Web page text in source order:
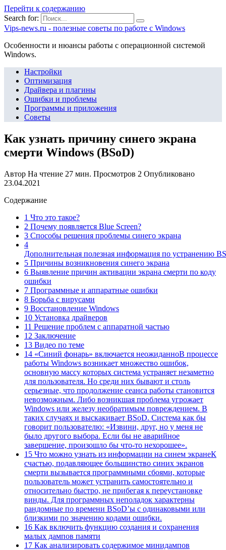
Перейти к содержанию
Search for:
Vips-news.ru - полезные советы по работе с Windows
Особенности и нюансы работы с операционной системой
Windows.
Настройки
Оптимизация
Драйвера и плагины
Ошибки и проблемы
Программы и приложения
Советы
Как узнать причину синего экрана
смерти Windows (BSoD)
Автор На чтение 27 мин. Просмотров 2 Опубликовано
23.04.2021
Содержание
1 Что это такое?
2 Почему появляется Blue Screen?
3 Способы решения проблемы синего экрана
4
Дополнительная полезная информация по устранению
5 Причины возникновения синего экрана
6 Выявление причин активации экрана смерти по коду
ошибки
7 Программные и аппаратные ошибки
8 Борьба с вирусами
9 Восстановление Windows
10 Установка драйверов
11 Решение проблем с аппаратной частью
12 Заключение
13 Видео по теме
14 «Синий фонарь» включается неожиданноВ процессе
работы Windows возникает множество ошибок,
основную массу которых система устраняет незаметно
для пользователя. Но среди них бывают и столь
серьезные, что продолжение сеанса работы становится
невозможным. Либо возникшая проблема угрожает
Windows или железу необратимым повреждением. В
таких случаях и выскакивает BSoD. Система как бы
говорит пользователю: «Извини, друг, но у меня не
было другого выбора. Если бы не аварийное
завершение, произошло бы что-то нехорошее».
15 Что можно узнать из информации на синем экранеК
счастью, подавляющее большинство синих экранов
смерти вызывается программными сбоями, которые
пользователь может устранить самостоятельно и
относительно быстро, не прибегая к переустановке
винды. Для программных неполадок характерны
рандомные по времени BSoD’ы с одинаковыми или
близкими по значению кодами ошибки.
16 Как включить функцию создания и сохранения
малых дампов памяти
17 Как анализировать содержимое минидампов